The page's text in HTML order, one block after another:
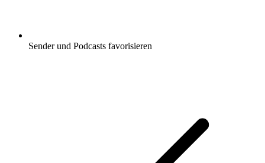
Sender und Podcasts favorisieren